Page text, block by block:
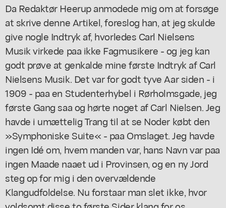
Da Redaktør Heerup anmodede mig om at forsøge
at skrive denne Artikel, foreslog han, at jeg skulde
give nogle Indtryk af, hvorledes Carl Nielsens
Musik virkede paa ikke Fagmusikere - og jeg kan
godt prøve at genkalde mine første Indtryk af Carl
Nielsens Musik. Det var for godt tyve Aar siden - i
1909 - paa en Studenterhybel i Rørholmsgade, jeg
første Gang saa og hørte noget af Carl Nielsen. Jeg
havde i umættelig Trang til at se Noder købt den
»Symphoniske Suite« - paa Omslaget. Jeg havde
ingen Idé om, hvem manden var, hans Navn var paa
ingen Maade naaet ud i Provinsen, og en ny Jord
steg op for mig i den overvældende
Klangudfoldelse. Nu forstaar man slet ikke, hvor